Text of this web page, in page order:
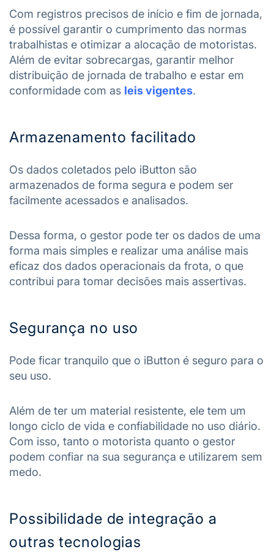
Com registros precisos de início e fim de jornada,
é possível garantir o cumprimento das normas
trabalhistas e otimizar a alocação de motoristas.
Além de evitar sobrecargas, garantir melhor
distribuição de jornada de trabalho e estar em
conformidade com as leis vigentes.
Armazenamento facilitado
Os dados coletados pelo iButton são
armazenados de forma segura e podem ser
facilmente acessados e analisados.
Dessa forma, o gestor pode ter os dados de uma
forma mais simples e realizar uma análise mais
eficaz dos dados operacionais da frota, o que
contribui para tomar decisões mais assertivas.
Segurança no uso
Pode ficar tranquilo que o iButton é seguro para o
seu uso.
Além de ter um material resistente, ele tem um
longo ciclo de vida e confiabilidade no uso diário.
Com isso, tanto o motorista quanto o gestor
podem confiar na sua segurança e utilizarem sem
medo.
Possibilidade de integração a
outras tecnologias